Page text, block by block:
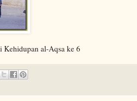
Kehidupan al-Aqsa ke 6